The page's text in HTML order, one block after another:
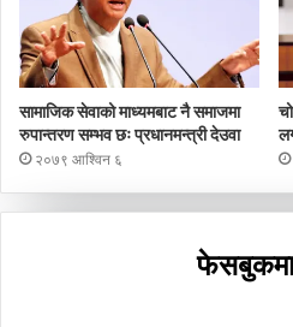
सामाजिक सेवाको माध्यमबाट नै समाजमा
रुपान्तरण सम्भव छः प्रधानमन्त्री देउवा
२०७९ आश्विन ६
फेसबुकमा